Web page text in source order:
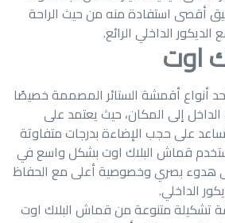
أقصى استفادة منه من حيث الراحة
الداخلي الرائع.
اوت
أنواع أقمشة الستائر المصممة خصيصًا
إلى المكان، حيث يعتمد على
على حجب الإضاءة بدرجات متفاوتة
قماش البلاك اوت بشكل واسع في
هدوء بصري وخصوصية أعلى مع الحفاظ
الداخلي.
تشكيلة متنوعة من قماش البلاك اوت